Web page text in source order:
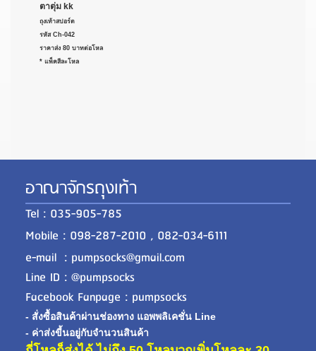
ตาตุ่ม kk
ถุงเท้าสปอร์ต
รหัส Ch-042
ราคาส่ง 80 บาทต่อโหล
* แพ็คสีละโหล
อาณาจักรถุงเท้า
Tel : 035-905-785
Mobile : 098-287-2010 , 082-034-6111
e-mail : pumpsocks@gmail.com
Line ID : @pumpsocks
Facebook Fanpage : pumpsocks
- สั่งซื้อสินค้าผ่านช่องทาง แอพพลิเคชั่น Line
- ค่าส่งขี้นอยู่กับจำนวนสินค้า